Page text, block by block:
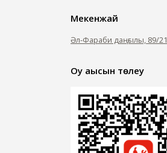
Мекенжай
Әл-Фараби даңғылы, 89/
Оқу ақысын төлеу